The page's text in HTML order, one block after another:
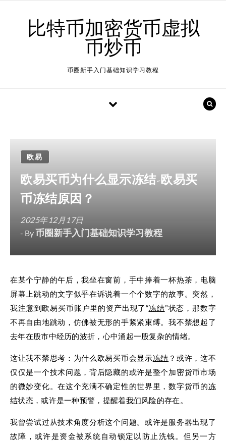
比特币加密货币虚拟
币炒币
币圈新手入门基础知识学习教程
欧易
欧易买币为什么显示冻结-欧易买
币冻结原因？
2025年12月17日
- By币圈新手入门基础知识学习教程
在某个宁静的午后，我坐在窗前，手中捧着一杯热茶，电脑
屏幕上跳动的文字似乎在诉说着一个个数字的故事。突然，
我注意到欧易买币账户里的资产出现了“冻结”状态，那数字
不再自由地跳动，仿佛被无形的手紧紧束缚。我不禁想起了
去年在股市中经历的波折，心中涌起一股复杂的情绪。
这让我不禁思考：为什么欧易买币会显示冻结 ？或许，这不
仅仅是一个技术问题，背后隐藏的或许是整个加密货币市场
的微妙变化。在这个充满不确定性的世界里，数字货币的冻
结状态，或许是一种预警，提醒着我们风险的存在。
我曾尝试过从技术角度分析这个问题。或许是服务器出现了
故障，或许是资金被系统自动锁定以防止洗钱。但另一方